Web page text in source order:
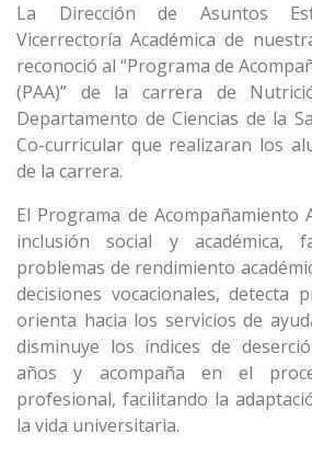
La Dirección de Asuntos
Vicerrectoría Académica de
reconoció al “Programa de
(PAA)” de la carrera de
Departamento de Ciencias de la
Co-curricular que realizaran los
de la carrera.
El Programa de Acompañamiento
inclusión social y académica,
problemas de rendimiento
decisiones vocacionales, detecta
orienta hacia los servicios de
disminuye los índices de
años y acompaña en el
profesional, facilitando la
la vida universitaria.